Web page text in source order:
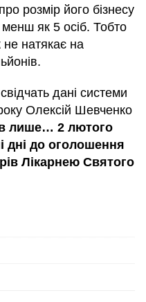
розмір його бізнесу
як 5 осіб. Тобто
натякає на
дані системи
Олексій Шевченко
лише… 2 лютого
дні до оголошення
Лікарнею Святого